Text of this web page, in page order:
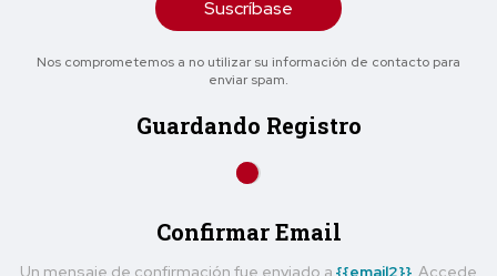
Suscríbase
Nos comprometemos a no utilizar su información de contacto para
enviar spam.
Guardando Registro
Confirmar Email
Un mensaje de confirmación fue enviado a {{email2}} . Accede